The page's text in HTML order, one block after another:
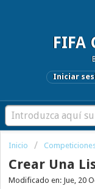
Iniciar
Inicio
Crear Una
Modificado en: Jue, 20